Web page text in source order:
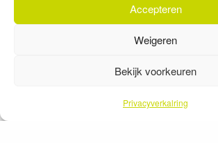
Accepteren
Weigeren
Bekijk voorkeuren
Privacyverkalring
Heb je vragen
dit project?
contact met ons